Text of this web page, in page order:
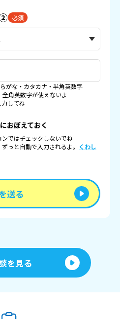
② 必須
がな・カタカナ・半角英数字
角英数字が使えないよ
してね
おぼえておく
ではチェックしないでね
っと自動で入力されるよ。 くわし
送る
を見る